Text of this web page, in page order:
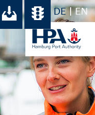
DE EN
Ihr Download-